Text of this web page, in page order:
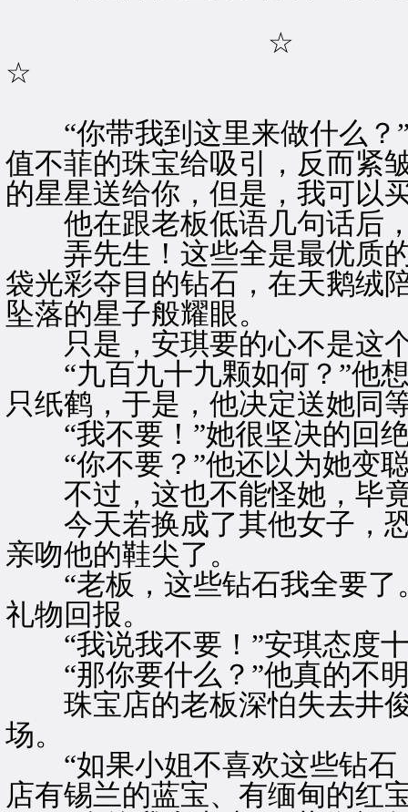
☆
☆
“你带我到这里来做什么？”
值不菲的珠宝给吸引，反而紧
的星星送给你，但是，我可以
他在跟老板低语几句话后，
弄先生！这些全是最优质的
袋光彩夺目的钻石，在天鹅绒
坠落的星子般耀眼。
只是，安琪要的心不是这
“九百九十九颗如何？”他想
只纸鹤，于是，他决定送她同
“我不要！”她很坚决的回
“你不要？”他还以为她变聪
不过，这也不能怪她，毕竟
今天若换成了其他女子，恐
亲吻他的鞋尖了。
“老板，这些钻石我全要了
礼物回报。
“我说我不要！”安琪态度
“那你要什么？”他真的不明
珠宝店的老板深怕失去井俊
场。
“如果小姐不喜欢这些钻石
店有锡兰的蓝宝、有缅甸的